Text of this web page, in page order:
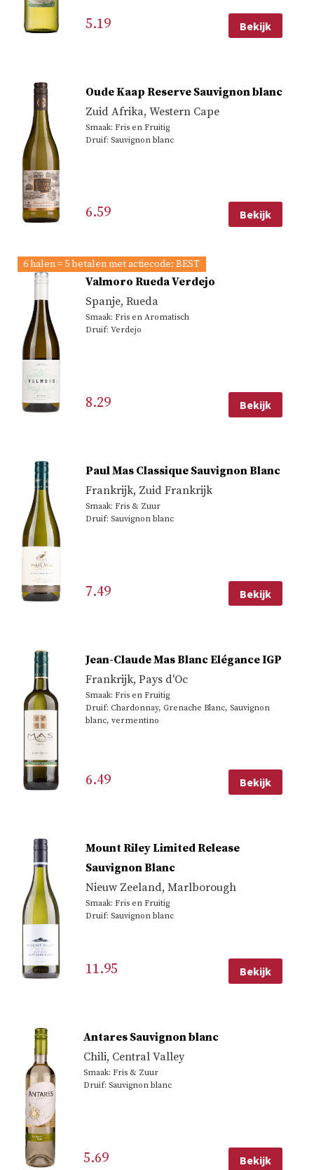
5.19 Bekijk
Oude Kaap Reserve Sauvignon blanc
Zuid Afrika, Western Cape
Smaak: Fris en Fruitig
Druif: Sauvignon blanc
6.59 Bekijk
6 halen = 5 betalen met actiecode: BEST
Valmoro Rueda Verdejo
Spanje, Rueda
Smaak: Fris en Aromatisch
Druif: Verdejo
8.29 Bekijk
Paul Mas Classique Sauvignon Blanc
Frankrijk, Zuid Frankrijk
Smaak: Fris & Zuur
Druif: Sauvignon blanc
7.49 Bekijk
Jean-Claude Mas Blanc Elégance IGP
Frankrijk, Pays d'Oc
Smaak: Fris en Fruitig
Druif: Chardonnay, Grenache Blanc, Sauvignon
blanc, vermentino
6.49 Bekijk
Mount Riley Limited Release
Sauvignon Blanc
Nieuw Zeeland, Marlborough
Smaak: Fris en Fruitig
Druif: Sauvignon blanc
11.95 Bekijk
Antares Sauvignon blanc
Chili, Central Valley
Smaak: Fris & Zuur
Druif: Sauvignon blanc
5.69 Bekijk